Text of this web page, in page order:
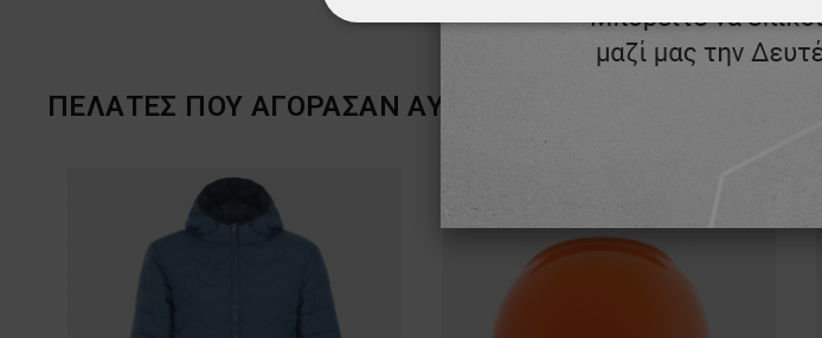
ΠΕΛΆΤΕΣ ΠΟΥ ΑΓΌΡΑΣΑΝ ΑΥΤΌ ΤΟ ΠΡΟΪΌΝ, ΑΓΌΡΑΣΑΝ
ΑΠΟΛΎΤΩΣ ΑΠΑΡΑΊΤΗΤΑ ΑΠΌΔΟΣΗΣ